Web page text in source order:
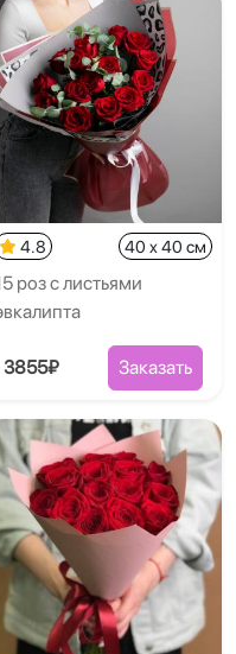
4.8 40 x 40 см
роз с листьями
3855₽ Заказать